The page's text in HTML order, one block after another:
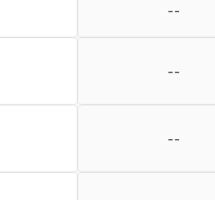
--
--
--